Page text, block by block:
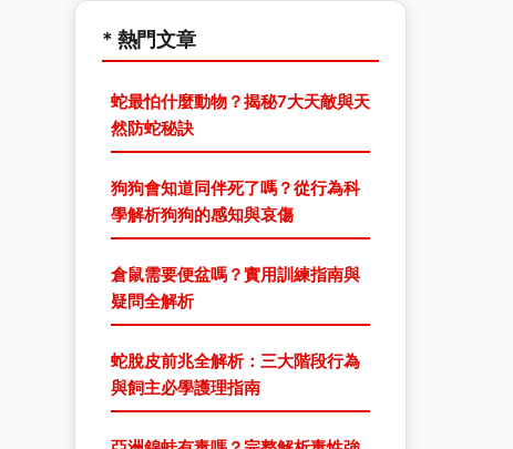
* 熱門文章
蛇最怕什麼動物？揭秘7大天敵與天
然防蛇秘訣
狗狗會知道同伴死了嗎？從行為科
學解析狗狗的感知與哀傷
倉鼠需要便盆嗎？實用訓練指南與
疑問全解析
蛇脫皮前兆全解析：三大階段行為
與飼主必學護理指南